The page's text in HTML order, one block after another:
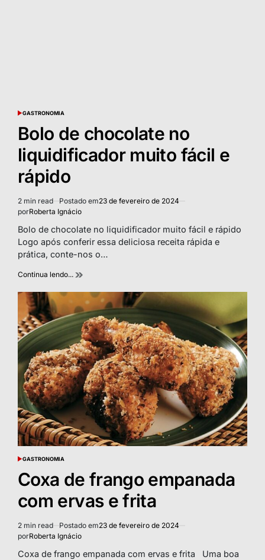
POSTED
GASTRONOMIA
Bolo de chocolate no
liquidificador muito fácil e
rápido
Estimated
read
time
2 min read Postado em23 de fevereiro de 2024
porRoberta Ignácio
Bolo de chocolate no liquidificador muito fácil e rápido
Logo após conferir essa deliciosa receita rápida e
prática, conte-nos o…
Continua lendo...
POSTED
GASTRONOMIA
Coxa de frango empanada
com ervas e frita
Estimated
read
time
2 min read Postado em23 de fevereiro de 2024
porRoberta Ignácio
Coxa de frango empanada com ervas e frita Uma boa